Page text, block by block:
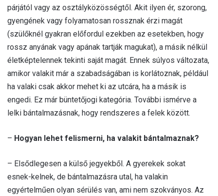
párjától vagy az osztályközösségtől. Akit ilyen ér, szorong,
gyengének vagy folyamatosan rossznak érzi magát
(szülőknél gyakran előfordul ezekben az esetekben, hogy
rossz anyának vagy apának tartják magukat), a másik nélkül
életképtelennek tekinti saját magát. Ennek súlyos változata,
amikor valakit már a szabadságában is korlátoznak, például
ha valaki csak akkor mehet ki az utcára, ha a másik is
engedi. Ez már büntetőjogi kategória. További ismérve a
lelki bántalmazásnak, hogy rendszeres a felek között.
– Hogyan lehet felismerni, ha valakit bántalmaznak?
– Elsődlegesen a külső jegyekből. A gyerekek sokat
esnek-kelnek, de bántalmazásra utal, ha valakin
egyértelműen olyan sérülés van, ami nem szokványos. Az